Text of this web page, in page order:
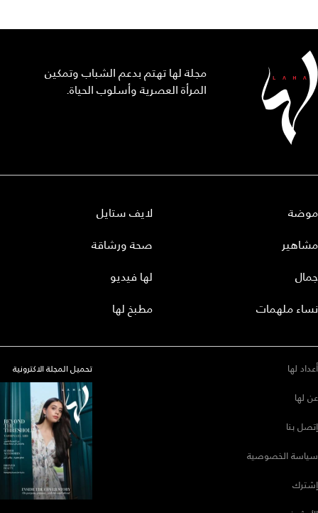
مجلة لها تهتم بدعم الشباب وتمكين
المرأة العصرية وأسلوب الحياة.
موضة
مشاهير
جمال
نساء ملهمات
لايف ستايل
صحة ورشاقة
لها فيديو
مطبخ لها
أعداد لها
عن لها
إتصل بنا
سياسة الخصوصية
إشترك
تحميل المجلة الاكترونية